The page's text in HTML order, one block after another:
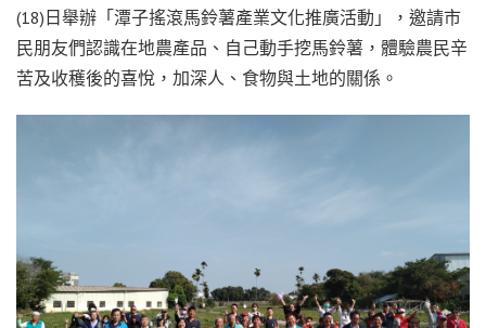
(18)日舉辦「潭子搖滾馬鈴薯產業文化推廣活動」，邀請市
民朋友們認識在地農產品、自己動手挖馬鈴薯，體驗農民辛
苦及收穫後的喜悅，加深人、食物與土地的關係。